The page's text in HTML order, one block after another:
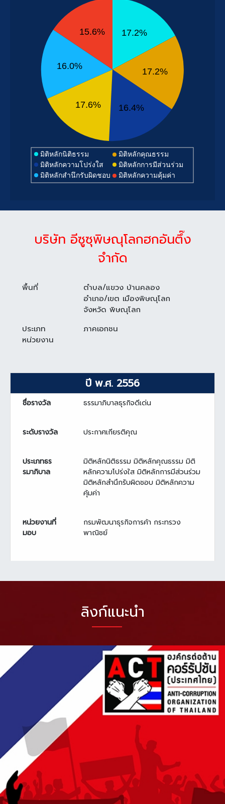
มิติหลักนิติธรรม มิติหลักคุณธรรม
มิติหลักความโปร่งใส
มิติหลักการมีส่วนร่วม
มิติหลักสำนึกรับผิดชอบ
มิติหลักความคุ้มค่า
17.2%
17.2%
16.4%
17.6%
16.0%
15.6%
บริษัท อีซูซุพิษณุโลกฮกอันตึ๊ง
จำกัด
พื้นที่
ตำบล/แขวง บ้านคลอง
อำเภอ/เขต เมืองพิษณุโลก
จังหวัด พิษณุโลก
ประเภท
หน่วยงาน
ภาคเอกชน
ปี พ.ศ. 2556
ชื่อรางวัล ธรรมาภิบาลธุรกิจดีเด่น
ระดับรางวัล ประกาศเกียรติคุณ
ประเภทธร
รมาภิบาล
มิติหลักนิติธรรม มิติหลักคุณธรรม มิติ
หลักความโปร่งใส มิติหลักการมีส่วนร่วม
มิติหลักสำนึกรับผิดชอบ มิติหลักความ
คุ้มค่า
หน่วยงานที่
มอบ
กรมพัฒนาธุรกิจการค้า กระทรวง
พาณิชย์
ลิงก์แนะนำ